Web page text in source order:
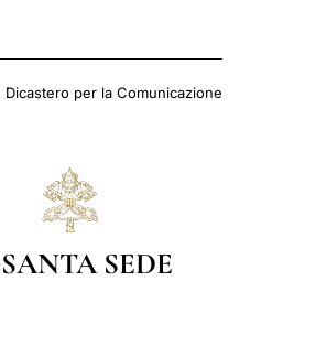
per la Comunicazione
SANTA SEDE